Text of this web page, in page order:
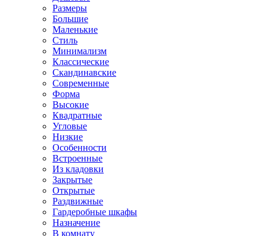
Размеры
Большие
Маленькие
Стиль
Минимализм
Классические
Скандинавские
Современные
Форма
Высокие
Квадратные
Угловые
Низкие
Особенности
Встроенные
Из кладовки
Закрытые
Открытые
Раздвижные
Гардеробные шкафы
Назначение
В комнату